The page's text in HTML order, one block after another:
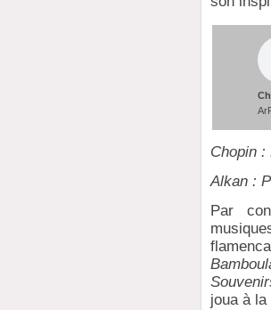
Chopin :
Alkan :
Par
joua à